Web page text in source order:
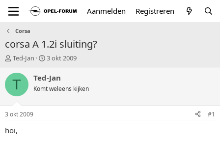
Aanmelden Registreren
Corsa
corsa A 1.2i sluiting?
T
p
t
a
r
Ted-Jan
S
t
3 okt 2009
T Ted-Jan
Komt weleens kijken
3 okt 2009 #1
hoi,